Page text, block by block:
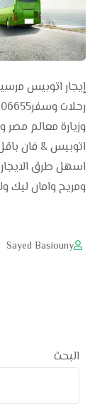
إيجار اتوبيس
وزيارة معالم مصر
اتوبيس & فان
اسهل طرق
ومريح وامان ليك
Sayed Basiouny
البحث